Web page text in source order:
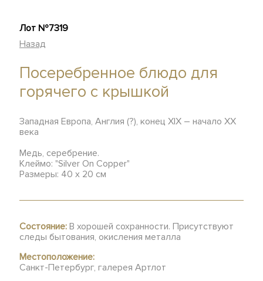
Лот №7319
Назад
Посеребренное блюдо для
горячего с крышкой
Западная Европа, Англия (?), конец XIX – начало ХХ
века
Медь, серебрение.
Клеймо: "Silver On Copper"
Размеры: 40 х 20 см
Состояние: В хорошей сохранности. Присутствуют
следы бытования, окисления металла
Местоположение:
Санкт-Петербург, галерея Артлот